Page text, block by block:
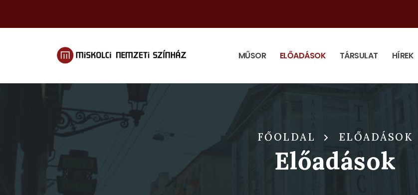
MŰSOR ELŐADÁSOK TÁRSULAT HÍREK
FŐOLDAL ELŐADÁSOK
Előadások